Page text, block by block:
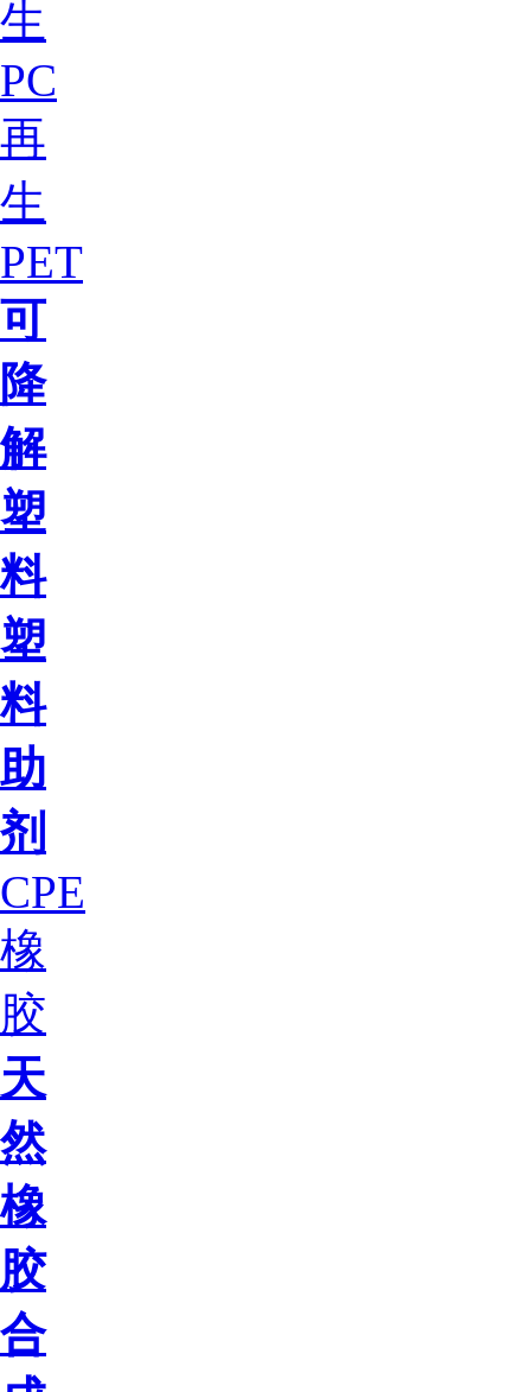
生
PC
再
生
PET
可
降
解
塑
料
塑
料
助
剂
CPE
橡
胶
天
然
橡
胶
合